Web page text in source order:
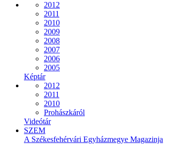
2012
2011
2010
2009
2008
2007
2006
2005
Képtár
2012
2011
2010
Prohászkáról
Videótár
SZEM
A Székesfehérvári Egyházmegye Magazinja